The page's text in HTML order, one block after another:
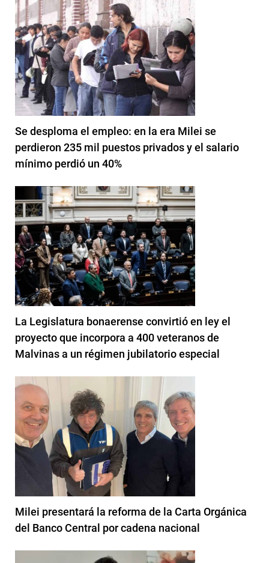
Se desploma el empleo: en la era Milei se
perdieron 235 mil puestos privados y el salario
mínimo perdió un 40%
La Legislatura bonaerense convirtió en ley el
proyecto que incorpora a 400 veteranos de
Malvinas a un régimen jubilatorio especial
Milei presentará la reforma de la Carta Orgánica
del Banco Central por cadena nacional